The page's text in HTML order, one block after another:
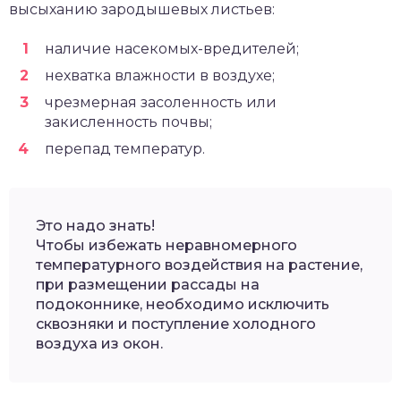
высыханию зародышевых листьев:
наличие насекомых-вредителей;
нехватка влажности в воздухе;
чрезмерная засоленность или
закисленность почвы;
перепад температур.
Это надо знать!
Чтобы избежать неравномерного
температурного воздействия на растение,
при размещении рассады на
подоконнике, необходимо исключить
сквозняки и поступление холодного
воздуха из окон.